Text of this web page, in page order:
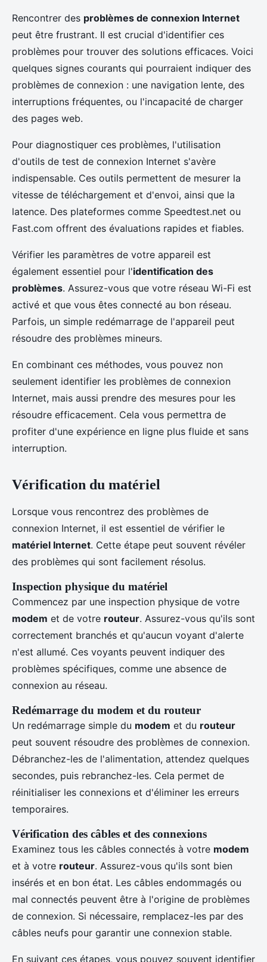
Rencontrer des problèmes de connexion Internet
peut être frustrant. Il est crucial d'identifier ces
problèmes pour trouver des solutions efficaces. Voici
quelques signes courants qui pourraient indiquer des
problèmes de connexion : une navigation lente, des
interruptions fréquentes, ou l'incapacité de charger
des pages web.
Pour diagnostiquer ces problèmes, l'utilisation
d'outils de test de connexion Internet s'avère
indispensable. Ces outils permettent de mesurer la
vitesse de téléchargement et d'envoi, ainsi que la
latence. Des plateformes comme Speedtest.net ou
Fast.com offrent des évaluations rapides et fiables.
Vérifier les paramètres de votre appareil est
également essentiel pour l'identification des
problèmes. Assurez-vous que votre réseau Wi-Fi est
activé et que vous êtes connecté au bon réseau.
Parfois, un simple redémarrage de l'appareil peut
résoudre des problèmes mineurs.
En combinant ces méthodes, vous pouvez non
seulement identifier les problèmes de connexion
Internet, mais aussi prendre des mesures pour les
résoudre efficacement. Cela vous permettra de
profiter d'une expérience en ligne plus fluide et sans
interruption.
Vérification du matériel
Lorsque vous rencontrez des problèmes de
connexion Internet, il est essentiel de vérifier le
matériel Internet. Cette étape peut souvent révéler
des problèmes qui sont facilement résolus.
Inspection physique du matériel
Commencez par une inspection physique de votre
modem et de votre routeur. Assurez-vous qu'ils sont
correctement branchés et qu'aucun voyant d'alerte
n'est allumé. Ces voyants peuvent indiquer des
problèmes spécifiques, comme une absence de
connexion au réseau.
Redémarrage du modem et du routeur
Un redémarrage simple du modem et du routeur
peut souvent résoudre des problèmes de connexion.
Débranchez-les de l'alimentation, attendez quelques
secondes, puis rebranchez-les. Cela permet de
réinitialiser les connexions et d'éliminer les erreurs
temporaires.
Vérification des câbles et des connexions
Examinez tous les câbles connectés à votre modem
et à votre routeur. Assurez-vous qu'ils sont bien
insérés et en bon état. Les câbles endommagés ou
mal connectés peuvent être à l'origine de problèmes
de connexion. Si nécessaire, remplacez-les par des
câbles neufs pour garantir une connexion stable.
En suivant ces étapes, vous pouvez souvent identifier